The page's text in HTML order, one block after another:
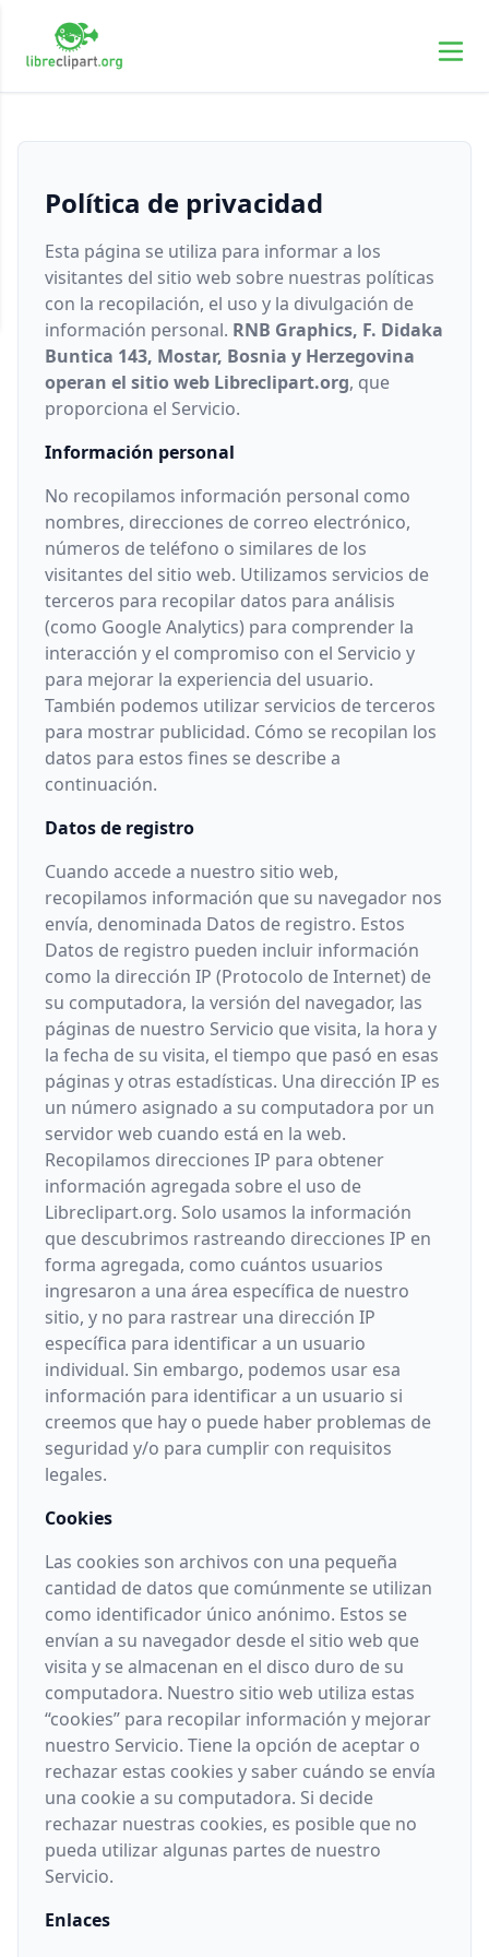
Política de privacidad
Esta página se utiliza para informar a los
visitantes del sitio web sobre nuestras políticas
con la recopilación, el uso y la divulgación de
información personal. RNB Graphics, F. Didaka
Buntica 143, Mostar, Bosnia y Herzegovina
operan el sitio web Libreclipart.org, que
proporciona el Servicio.
Información personal
No recopilamos información personal como
nombres, direcciones de correo electrónico,
números de teléfono o similares de los
visitantes del sitio web. Utilizamos servicios de
terceros para recopilar datos para análisis
(como Google Analytics) para comprender la
interacción y el compromiso con el Servicio y
para mejorar la experiencia del usuario.
También podemos utilizar servicios de terceros
para mostrar publicidad. Cómo se recopilan los
datos para estos fines se describe a
continuación.
Datos de registro
Cuando accede a nuestro sitio web,
recopilamos información que su navegador nos
envía, denominada Datos de registro. Estos
Datos de registro pueden incluir información
como la dirección IP (Protocolo de Internet) de
su computadora, la versión del navegador, las
páginas de nuestro Servicio que visita, la hora y
la fecha de su visita, el tiempo que pasó en esas
páginas y otras estadísticas. Una dirección IP es
un número asignado a su computadora por un
servidor web cuando está en la web.
Recopilamos direcciones IP para obtener
información agregada sobre el uso de
Libreclipart.org. Solo usamos la información
que descubrimos rastreando direcciones IP en
forma agregada, como cuántos usuarios
ingresaron a una área específica de nuestro
sitio, y no para rastrear una dirección IP
específica para identificar a un usuario
individual. Sin embargo, podemos usar esa
información para identificar a un usuario si
creemos que hay o puede haber problemas de
seguridad y/o para cumplir con requisitos
legales.
Cookies
Las cookies son archivos con una pequeña
cantidad de datos que comúnmente se utilizan
como identificador único anónimo. Estos se
envían a su navegador desde el sitio web que
visita y se almacenan en el disco duro de su
computadora. Nuestro sitio web utiliza estas
“cookies” para recopilar información y mejorar
nuestro Servicio. Tiene la opción de aceptar o
rechazar estas cookies y saber cuándo se envía
una cookie a su computadora. Si decide
rechazar nuestras cookies, es posible que no
pueda utilizar algunas partes de nuestro
Servicio.
Enlaces